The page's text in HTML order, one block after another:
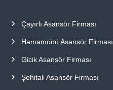
Çayırlı Asansör Firması
Hamamönü Asansör Firması
Gicik Asansör Firması
Şehitali Asansör Firması